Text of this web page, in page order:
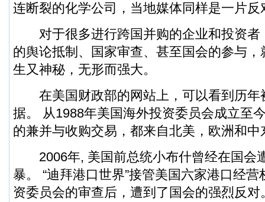
连断裂的化学公司，当地媒体同样是一片反
对于很多进行跨国并购的企业和投资者
的舆论抵制、国家审查、甚至国会的参与
生又神秘，无形而强大。
在美国财政部的网站上，可以看到历年
据。 从1988年美国海外投资委员会成立至
的兼并与收购交易，都来自北美，欧洲和中
2006年, 美国前总统小布什曾经在国会
暴。 “迪拜港口世界”接管美国六家港口经
资委员会的审查后，遭到了国会的强烈反